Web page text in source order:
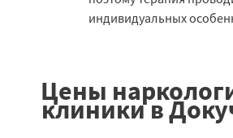
индивидуальных
Цены
клиники в